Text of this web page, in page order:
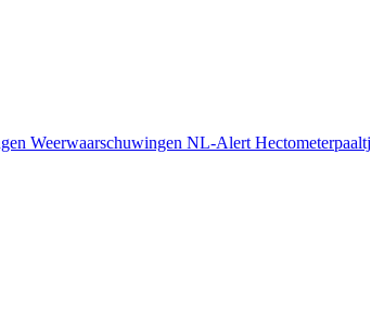
Weerwaarschuwingen NL-Alert